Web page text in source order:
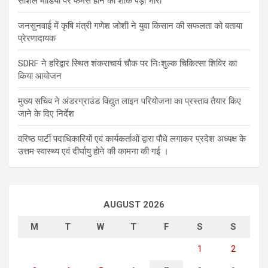
जनसुनवाई में कृषि मंत्री गणेश जोशी ने युवा किसान की सफलता को बताया
प्रेरणादायक
SDRF ने हरिद्वार स्थित शंकराचार्य चौक पर निःशुल्क चिकित्सा शिविर का
किया आयोजन
मुख्य सचिव ने अंडरग्राउंड विद्युत लाइन परियोजना का प्रस्ताव तैयार किए
जाने के दिए निर्देश
वरिष्ठ पार्टी पदाधिकारियों एवं कार्यकर्ताओं द्वारा पौधे लगाकर प्रदेश अध्यक्ष के
उत्तम स्वास्थ्य एवं दीर्घायु होने की कामना की गई ।
AUGUST 2026
M T W T F S S
1 2